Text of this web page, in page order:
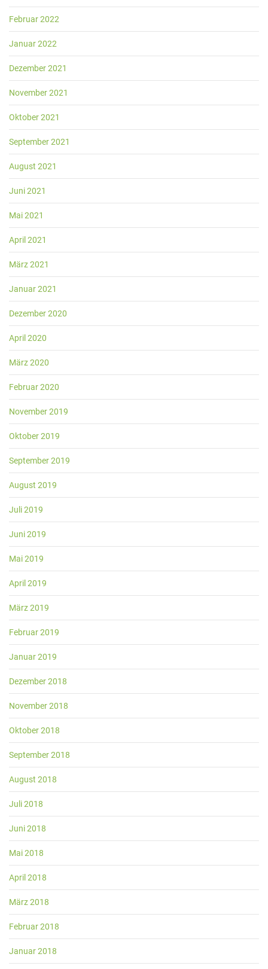
Februar 2022
Januar 2022
Dezember 2021
November 2021
Oktober 2021
September 2021
August 2021
Juni 2021
Mai 2021
April 2021
März 2021
Januar 2021
Dezember 2020
April 2020
März 2020
Februar 2020
November 2019
Oktober 2019
September 2019
August 2019
Juli 2019
Juni 2019
Mai 2019
April 2019
März 2019
Februar 2019
Januar 2019
Dezember 2018
November 2018
Oktober 2018
September 2018
August 2018
Juli 2018
Juni 2018
Mai 2018
April 2018
März 2018
Februar 2018
Januar 2018